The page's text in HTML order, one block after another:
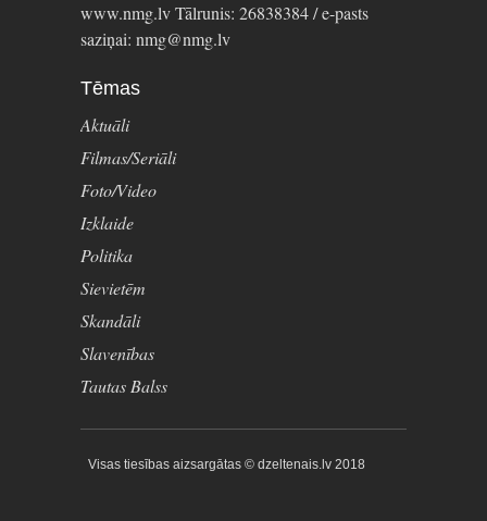
www.nmg.lv Tālrunis: 26838384 / e-pasts
saziņai: nmg@nmg.lv
Tēmas
Aktuāli
Filmas/Seriāli
Foto/Video
Izklaide
Politika
Sievietēm
Skandāli
Slavenības
Tautas Balss
Visas tiesības aizsargātas © dzeltenais.lv 2018